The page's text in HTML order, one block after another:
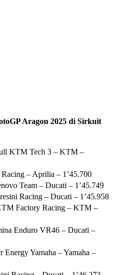
Aragon 2025 di Sirkuit
KTM Tech 3 – KTM –
– Aprilia – 1’45.700
Team – Ducati – 1’45.749
Racing – Ducati – 1’45.958
Factory Racing – KTM –
Enduro VR46 – Ducati –
Energy Yamaha – Yamaha –